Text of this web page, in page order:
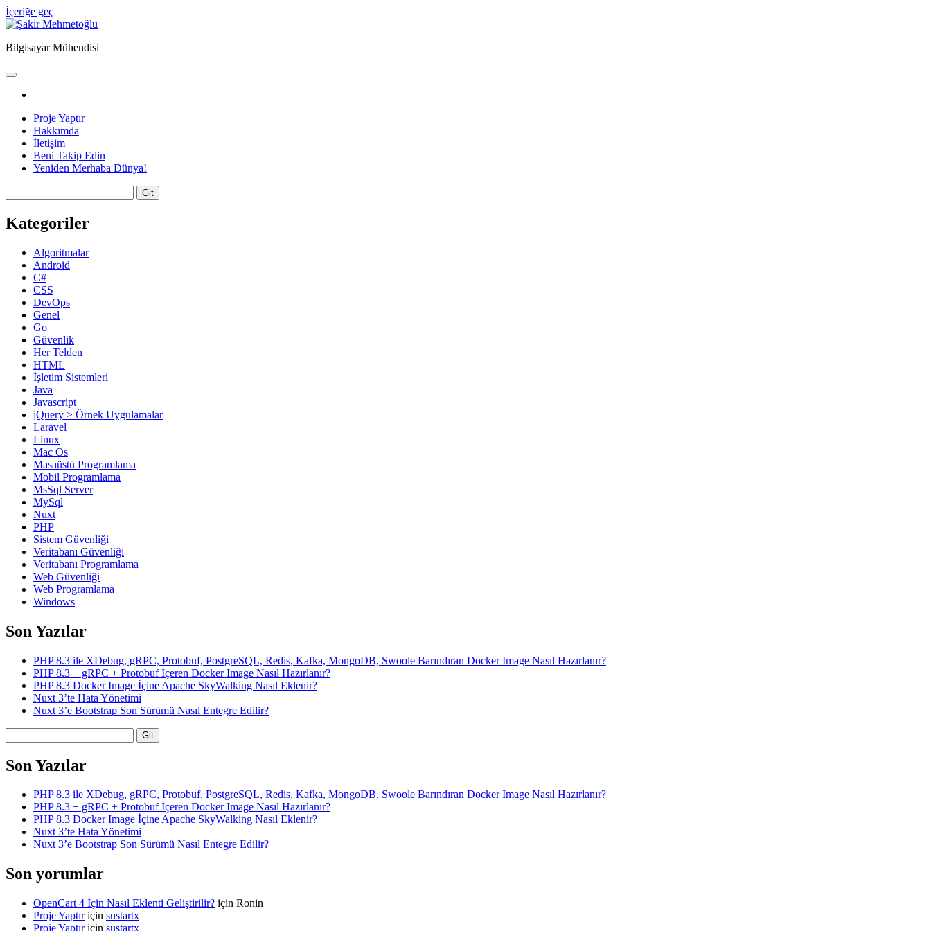
İçeriğe geç
Şakir
Bilgisayar Mühendisi
ana
Proje Yaptır
Hakkımda
İletişim
Beni Takip Edin
Yeniden Merhaba Dünya!
Kategoriler
Algoritmalar
Android
C#
CSS
DevOps
Genel
Go
Güvenlik
Her Telden
HTML
İşletim Sistemleri
Java
Javascript
jQuery > Örnek Uygulamalar
Laravel
Linux
Mac Os
Masaüstü Programlama
Mobil Programlama
MsSql Server
MySql
Nuxt
PHP
Sistem Güvenliği
Veritabanı Güvenliği
Veritabanı Programlama
Web Güvenliği
Web Programlama
Windows
Son Yazılar
PHP 8.3 ile XDebug, gRPC, Protobuf, PostgreSQL, Redis, Kafka, MongoDB, Swoole Barındıran Docker Image Nasıl Hazırlanır?
PHP 8.3 + gRPC + Protobuf İçeren Docker Image Nasıl Hazırlanır?
PHP 8.3 Docker Image İçine Apache SkyWalking Nasıl Eklenir?
Nuxt 3’te Hata Yönetimi
Nuxt 3’e Bootstrap Son Sürümü Nasıl Entegre Edilir?
Son Yazılar
PHP 8.3 ile XDebug, gRPC, Protobuf, PostgreSQL, Redis, Kafka, MongoDB, Swoole Barındıran Docker Image Nasıl Hazırlanır?
PHP 8.3 + gRPC + Protobuf İçeren Docker Image Nasıl Hazırlanır?
PHP 8.3 Docker Image İçine Apache SkyWalking Nasıl Eklenir?
Nuxt 3’te Hata Yönetimi
Nuxt 3’e Bootstrap Son Sürümü Nasıl Entegre Edilir?
Son yorumlar
OpenCart 4 İçin Nasıl Eklenti Geliştirilir? için Ronin
Proje Yaptıriçin sustartx
Proje Yaptıriçin sustartx